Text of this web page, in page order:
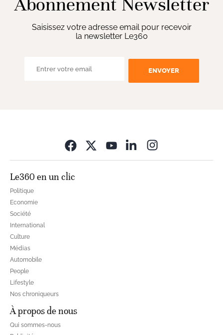
Abonnement Newsletter
Saisissez votre adresse email pour recevoir
la newsletter Le360
ENVOYER
Le360 en un clic
Politique
Economie
Société
International
Culture
Médias
Automobile
People
Lifestyle
Nos chroniqueurs
À propos de nous
Qui sommes-nous